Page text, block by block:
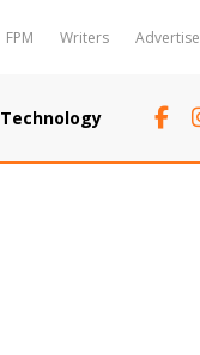
FPM Writers Advertise
Technology
TTV